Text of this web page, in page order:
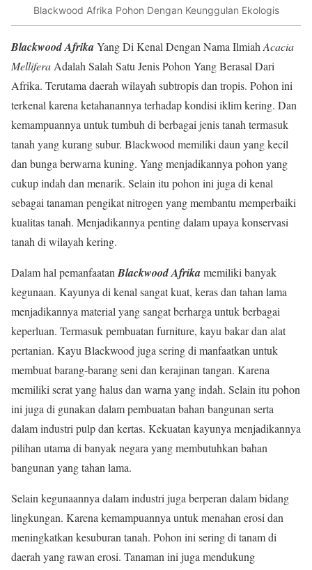
Blackwood Afrika Pohon Dengan Keunggulan Ekologis
Blackwood AfrikaYang Di Kenal Dengan Nama Ilmiah Acacia
Mellifera Adalah Salah Satu Jenis Pohon Yang Berasal Dari
Afrika. Terutama daerah wilayah subtropis dan tropis. Pohon ini
terkenal karena ketahanannya terhadap kondisi iklim kering. Dan
kemampuannya untuk tumbuh di berbagai jenis tanah termasuk
tanah yang kurang subur. Blackwood memiliki daun yang kecil
dan bunga berwarna kuning. Yang menjadikannya pohon yang
cukup indah dan menarik. Selain itu pohon ini juga di kenal
sebagai tanaman pengikat nitrogen yang membantu memperbaiki
kualitas tanah. Menjadikannya penting dalam upaya konservasi
tanah di wilayah kering.
Dalam hal pemanfaatan Blackwood Afrikamemiliki banyak
kegunaan. Kayunya di kenal sangat kuat, keras dan tahan lama
menjadikannya material yang sangat berharga untuk berbagai
keperluan. Termasuk pembuatan furniture, kayu bakar dan alat
pertanian. Kayu Blackwood juga sering di manfaatkan untuk
membuat barang-barang seni dan kerajinan tangan. Karena
memiliki serat yang halus dan warna yang indah. Selain itu pohon
ini juga di gunakan dalam pembuatan bahan bangunan serta
dalam industri pulp dan kertas. Kekuatan kayunya menjadikannya
pilihan utama di banyak negara yang membutuhkan bahan
bangunan yang tahan lama.
Selain kegunaannya dalam industri juga berperan dalam bidang
lingkungan. Karena kemampuannya untuk menahan erosi dan
meningkatkan kesuburan tanah. Pohon ini sering di tanam di
daerah yang rawan erosi. Tanaman ini juga mendukung